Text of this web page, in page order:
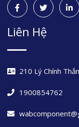
Liên Hệ
210 Lý Chính
1900854762